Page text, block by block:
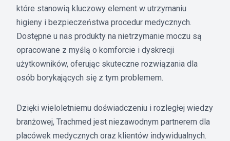
które stanowią kluczowy element w utrzymaniu
higieny i bezpieczeństwa procedur medycznych.
Dostępne u nas produkty na nietrzymanie moczu są
opracowane z myślą o komforcie i dyskrecji
użytkowników, oferując skuteczne rozwiązania dla
osób borykających się z tym problemem.
Dzięki wieloletniemu doświadczeniu i rozległej wiedzy
branżowej, Trachmed jest niezawodnym partnerem dla
placówek medycznych oraz klientów indywidualnych.